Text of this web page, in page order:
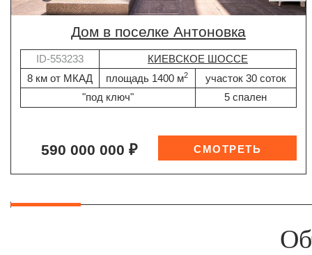
дом в поселке Антоновка
ID-553233
КИЕВСКОЕ ШОССЕ
8 км от МКАД
площадь 1400 м2
участок 30 соток
"под ключ"
5 спален
590 000 000 ₽